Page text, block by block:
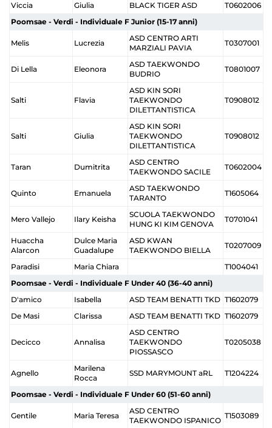
Viccia
Giulia BLACK TIGER ASD
T0602006
Poomsae - Verdi - Individuale F Junior (15-17 anni)
Melis Lucrezia
ASD CENTRO ARTI
MARZIALI PAVIA
T0307001
Di Lella Eleonora
ASD TAEKWONDO
BUDRIO
T0801007
Salti Flavia
ASD KIN SORI
TAEKWONDO
DILETTANTISTICA
T0908012
Salti Giulia
ASD KIN SORI
TAEKWONDO
DILETTANTISTICA
T0908012
Taran Dumitrita
ASD CENTRO
TAEKWONDO SACILE
T0602004
Quinto Emanuela
ASD TAEKWONDO
TARANTO
T1605064
Mero Vallejo Ilary Keisha
SCUOLA TAEKWONDO
HUNG KI KIM GENOVA
T0701041
Huaccha
Alarcon
Dulce Maria
Guadalupe
ASD KWAN
TAEKWONDO BIELLA
T0207009
Paradisi Maria Chiara
T1004041
Poomsae - Verdi - Individuale F Under 40 (36-40 anni)
D'amico
Isabella ASD TEAM BENATTI TKD T1602079
De Masi
Clarissa ASD TEAM BENATTI TKD T1602079
Decicco Annalisa
ASD CENTRO
TAEKWONDO
PIOSSASCO
T0205038
Agnello
Marilena
Rocca
SSD MARYMOUNT aRL T1204224
Poomsae - Verdi - Individuale F Under 60 (51-60 anni)
Gentile Maria Teresa
ASD CENTRO
TAEKWONDO ISPANICO
T1503089